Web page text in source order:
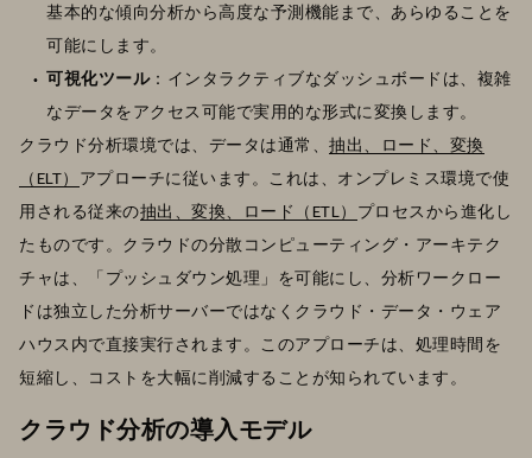
基本的な傾向分析から高度な予測機能まで、あらゆることを
可能にします。
可視化ツール：インタラクティブなダッシュボードは、複雑
なデータをアクセス可能で実用的な形式に変換します。
クラウド分析環境では、データは通常、 抽出、ロード、変換
（ELT） アプローチに従います。これは、オンプレミス環境で使
用される従来の抽出、変換、ロード（ETL） プロセスから進化し
たものです。クラウドの分散コンピューティング・アーキテク
チャは、「プッシュダウン処理」を可能にし、分析ワークロー
ドは独立した分析サーバーではなくクラウド・データ・ウェア
ハウス内で直接実行されます。このアプローチは、処理時間を
短縮し、コストを大幅に削減することが知られています。
クラウド分析の導入モデル